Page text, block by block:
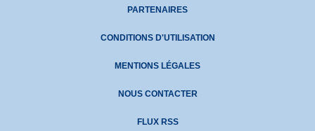
PARTENAIRES
CONDITIONS D'UTILISATION
MENTIONS LÉGALES
NOUS CONTACTER
FLUX RSS